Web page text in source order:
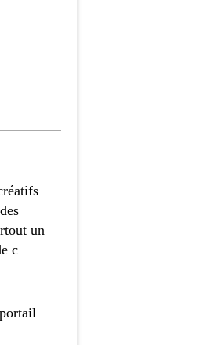
un
c